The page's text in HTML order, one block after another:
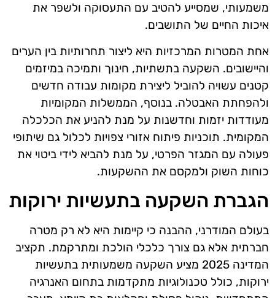
משמעותי, שמסייע להטיב עם התעסוקה ולשפר את
איכות החיים של התושבים.
אחת המטרות המרכזיות היא ליצור תחרותיות בין הערים
והיישובים. השקעה בתשתיות, חינוך ותמיכה במיזמים
קטנים עשויה להוביל ליצירת מקומות עבודה חדשים
ולהפחתת האבטלה. בנוסף, הממשלות המקומיות
מעודדות יזמות וחדשנות על מנת להניע את הכלכלה
המקומית. תוכניות פיתוח אזורי צפויות לכלול גם שיתופי
פעולה עם המגזר הפרטי, על מנת להביא לידי ביטוי את
כוחות השוק ולמקסם את ההשקעות.
הגברת השקעה בתעשיות ירוקות
בעולם המודרני, ההבנה כי קיימות היא לא רק מטרה
חברתית אלא גם צורך כלכלי הולכת ומתרקמת. תקציב
המדינה 2025 מציע השקעה משמעותית בתעשיות
ירוקות, כולל טכנולוגיות מתקדמות בתחום האנרגיה